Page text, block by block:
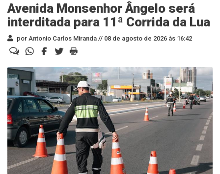
Avenida Monsenhor Ângelo será
interditada para 11ª Corrida da Lua
por Antonio Carlos Miranda // 08 de agosto de 2026 às 16:42